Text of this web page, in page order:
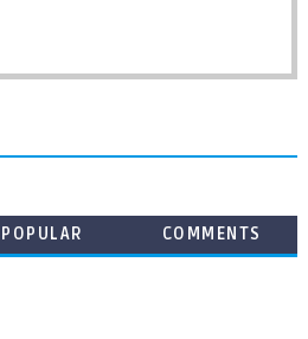
POPULAR COMMENTS